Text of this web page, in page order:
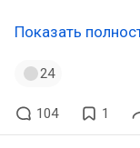
Показать
24
104 1